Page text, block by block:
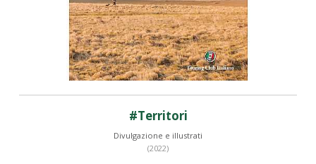
#Territori
Divulgazione e illustrati
(2022)